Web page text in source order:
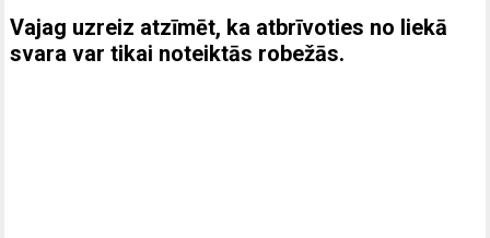
Vajag uzreiz atzīmēt, ka atbrīvoties no liekā
svara var tikai noteiktās robežās.